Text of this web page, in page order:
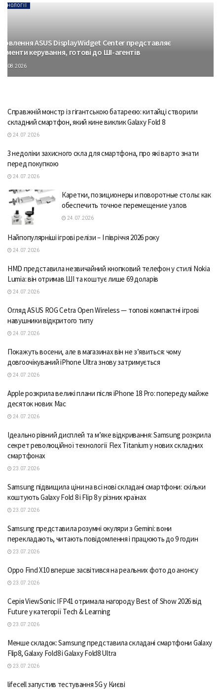
ASUS DisplayWidget Center представляє
керування, готові до ШІ-агентів
Справжній монстр із гігантською батареєю: китайці створили
складний смартфон, який кине виклик Galaxy Fold 8
24.07.2026
3 недоліки захисного скла для смартфона, про які варто знати
перед покупкою
24.07.2026
Каретки, позиционеры и поворотные столы: как
обеспечить точное перемещение узлов
24.07.2026
Найпопулярніші ігрові релізи – І півріччя 2026 року
24.07.2026
HMD представила незвичайний кнопковий телефон у стилі Nokia
Lumia: він отримав ШІ та коштує лише 69 доларів
24.07.2026
Огляд ASUS ROG Cetra Open Wireless — топові компактні ігрові
навушники відкритого типу
24.07.2026
Покажуть восени, але в магазинах він не з’явиться: чому
довгоочікуваний iPhone Ultra знову затримується
24.07.2026
Apple розкрила великі плани після iPhone 18 Pro: попереду майже
десяток нових Mac
24.07.2026
Ідеально рівний дисплей та м’яке відкривання: Samsung розкрила
секрет революційної технології Flex Titanium у нових складних
смартфонах
23.07.2026
Samsung підвищила ціни на всі нові складані смартфони: скільки
коштують Galaxy Fold 8 і Flip 8 у різних країнах
23.07.2026
Samsung представила розумні окуляри з Gemini: вони
перекладають, читають повідомлення і працюють до 9 годин
23.07.2026
Oppo Find X10 вперше засвітився на реальних фото до анонсу
23.07.2026
Серія ViewSonic IFP41 отримала нагороду Best of Show 2026 від
Future у категорії Tech & Learning
23.07.2026
Менше складок: Samsung представила складані смартфони Galaxy
Flip8, Galaxy Fold8 і Galaxy Fold8 Ultra
23.07.2026
lifecell запустив тестування 5G у Києві